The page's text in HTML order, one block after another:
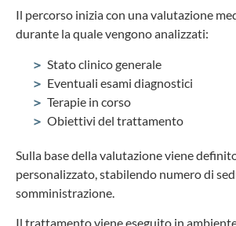
Il percorso inizia con una valutazione
durante la quale vengono analizzati:
Stato clinico generale
Eventuali esami diagnostici
Terapie in corso
Obiettivi del trattamento
Sulla base della valutazione viene
personalizzato, stabilendo numero di
somministrazione.
Il trattamento viene eseguito in